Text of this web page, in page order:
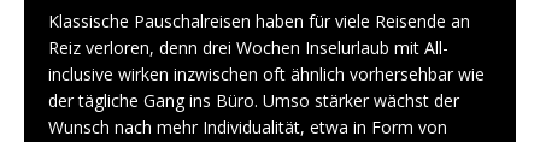
Klassische Pauschalreisen haben für viele Reisende an
Reiz verloren, denn drei Wochen Inselurlaub mit All-
inclusive wirken inzwischen oft ähnlich vorhersehbar wie
der tägliche Gang ins Büro. Umso stärker wächst der
Wunsch nach mehr Individualität, etwa in Form von